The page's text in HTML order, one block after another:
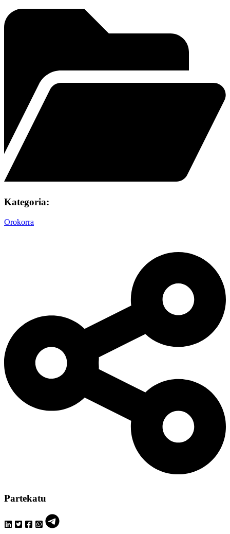
Kategoria:
Orokorra
Partekatu